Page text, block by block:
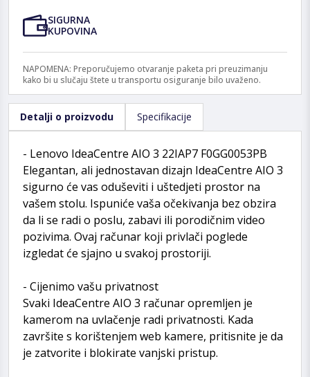
SIGURNA
KUPOVINA
NAPOMENA: Preporučujemo otvaranje paketa pri preuzimanju
kako bi u slučaju štete u transportu osiguranje bilo uvaženo.
Detalji o proizvodu Specifikacije
- Lenovo IdeaCentre AIO 3 22IAP7 F0GG0053PB
Elegantan, ali jednostavan dizajn IdeaCentre AIO 3
sigurno će vas oduševiti i uštedjeti prostor na
vašem stolu. Ispuniće vaša očekivanja bez obzira
da li se radi o poslu, zabavi ili porodičnim video
pozivima. Ovaj računar koji privlači poglede
izgledat će sjajno u svakoj prostoriji.
- Cijenimo vašu privatnost
Svaki IdeaCentre AIO 3 računar opremljen je
kamerom na uvlačenje radi privatnosti. Kada
završite s korištenjem web kamere, pritisnite je da
je zatvorite i blokirate vanjski pristup.